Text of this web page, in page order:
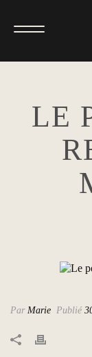
LE
Par Marie Publié